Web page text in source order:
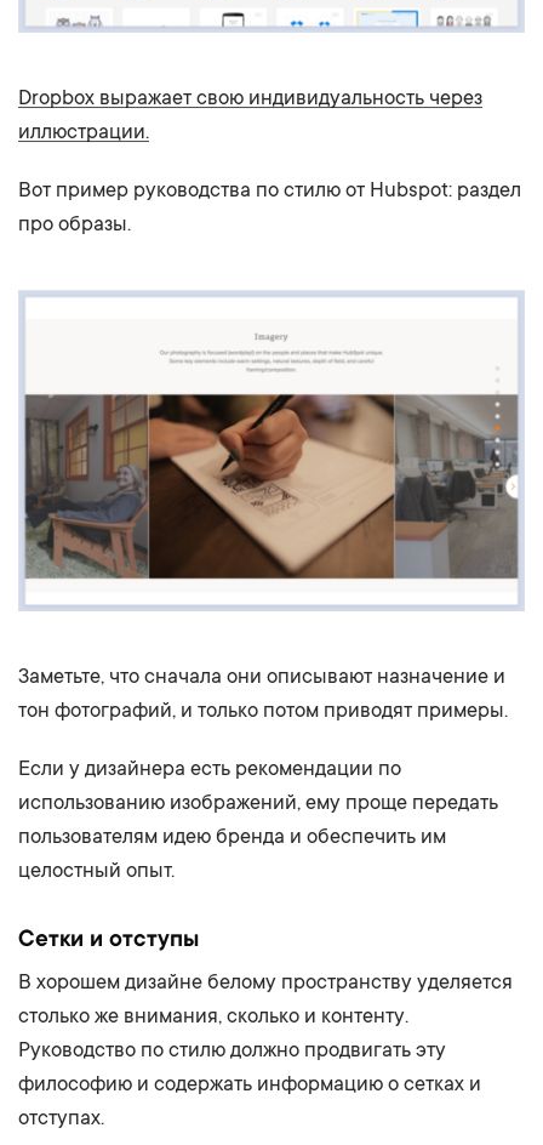
Dropbox выражает свою индивидуальность через
иллюстрации.
Вот пример руководства по стилю от Hubspot: раздел
про образы.
Заметьте, что сначала они описывают назначение и
тон фотографий, и только потом приводят примеры.
Если у дизайнера есть рекомендации по
использованию изображений, ему проще передать
пользователям идею бренда и обеспечить им
целостный опыт.
Сетки и отступы
В хорошем дизайне белому пространству уделяется
столько же внимания, сколько и контенту.
Руководство по стилю должно продвигать эту
философию и содержать информацию о сетках и
отступах.